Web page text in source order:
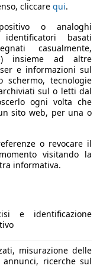
cliccare qui.
o analoghi
basati
casualmente,
insieme ad altre
e informazioni sul
schermo, tecnologie
sul o letti dal
ogni volta che
sito web, per una o
o revocare il
visitando la
informativa.
e identificazione
misurazione delle
ricerche sul